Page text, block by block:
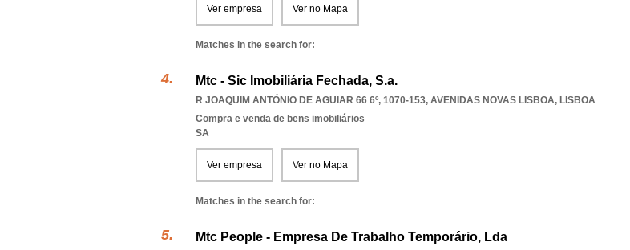
Ver empresa Ver no Mapa
Matches in the search for:
Mtc - Sic Imobiliária Fechada, S.a.
R JOAQUIM ANTÓNIO DE AGUIAR 66 6º, 1070-153, AVENIDAS NOVAS LISBOA, LISBOA
Compra e venda de bens imobiliários
SA
Ver empresa Ver no Mapa
Matches in the search for:
Mtc People - Empresa De Trabalho Temporário, Lda